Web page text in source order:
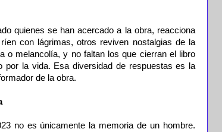
quienes se han acercado a la obra, reacciona
con lágrimas, otros reviven nostalgias de la
o melancolía, y no faltan los que cierran el libro
por la vida. Esa diversidad de respuestas es la
de la obra.
no es únicamente la memoria de un hombre.